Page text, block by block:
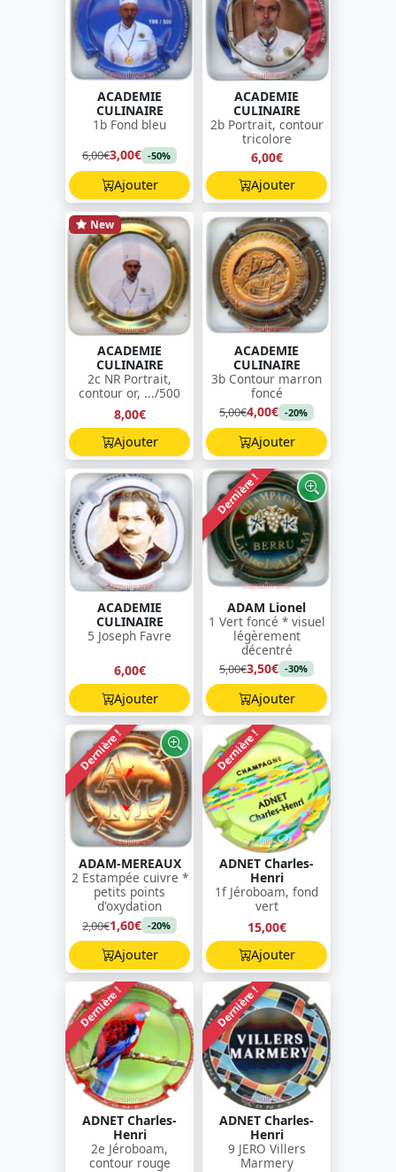
ACADEMIE
CULINAIRE
1b Fond bleu
6,00€3,00€ -50%
Ajouter
ACADEMIE
CULINAIRE
2b Portrait, contour
tricolore
6,00€
Ajouter
New
ACADEMIE
CULINAIRE
2c NR Portrait,
contour or, .../500
8,00€
Ajouter
ACADEMIE
CULINAIRE
3b Contour marron
foncé
5,00€4,00€ -20%
Ajouter
ACADEMIE
CULINAIRE
5 Joseph Favre
6,00€
Ajouter
Dernière !
ADAM Lionel
1 Vert foncé * visuel
légèrement
décentré
5,00€3,50€ -30%
Ajouter
Dernière !
ADAM-MEREAUX
2 Estampée cuivre *
petits points
d'oxydation
2,00€1,60€ -20%
Ajouter
Dernière !
ADNET Charles-
Henri
1f Jéroboam, fond
vert
15,00€
Ajouter
Dernière !
ADNET Charles-
Henri
2e Jéroboam,
contour rouge
Dernière !
ADNET Charles-
Henri
9 JERO Villers
Marmery